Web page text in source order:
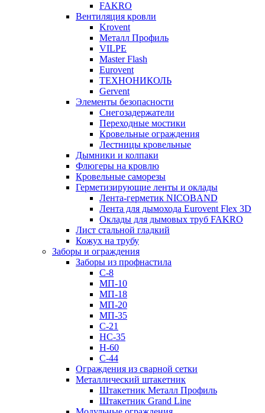
FAKRO
Вентиляция кровли
Krovent
Металл Профиль
VILPE
Master Flash
Eurovent
ТЕХНОНИКОЛЬ
Gervent
Элементы безопасности
Снегозадержатели
Переходные мостики
Кровельные ограждения
Лестницы кровельные
Дымники и колпаки
Флюгеры на кровлю
Кровельные саморезы
Герметизирующие ленты и оклады
Лента-герметик NICOBAND
Лента для дымохода Eurovent Flex 3D
Оклады для дымовых труб FAKRO
Лист стальной гладкий
Кожух на трубу
Заборы и ограждения
Заборы из профнастила
С-8
МП-10
МП-18
МП-20
МП-35
С-21
НС-35
Н-60
С-44
Ограждения из сварной сетки
Металлический штакетник
Штакетник Металл Профиль
Штакетник Grand Line